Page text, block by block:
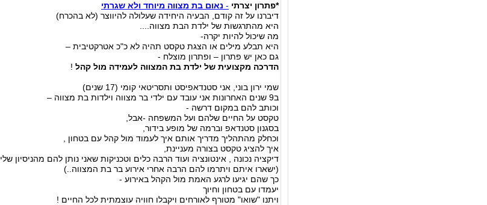
*פתרון יצרתי - נאום בת מצווה מיוחד ולא שגרתי
דיברנו על זה קודם, הבעיה היחידה שעלולה להיווצר (לא בהכרח)
היא מהתרגשות של ילדת הבת מצווה....
מה שיכול להיות יקרה-
היא תבלע מילים או הצגת טקסט תהיה לא כ"כ אטרקטיבית –
גם כאן יש פתרון – ופתרון מוצלח -
הדרכה מקצועית של ילדת בת המצווה לעמידה מול קהל !
שמי ירון בוני, אני סטנדאפיסט ותסריטאי קומי (17 שנים)
ב9 שנים האחרונות אני עובד עם ילדי בר מצווה וילדות בת מצווה –
וכותב להם במקום דרשה -
טקסט על החיים שלהם ועל המשפחה -אבל,
בסגנון סטנדאפ וברמה של מופע בידור,
וכחלק מהתהליך מדריך אותם איך לעמוד מול קהל עם בטחון ,
איך להציג טקסט בצורה מעניינת,
דיקציה נכונה , אינטונציה ועוד הרבה כלים וטכניקות שאני נותן להם מהניסיון שלי,
(ישארו איתם ויתרמו להם הרבה אחרי אירוע בר בת המצווה..)
כך שהם יגיעו לרגע האמת מול הקהל באירוע -
יעמדו עם בטחון וחיוך
ויתנו "שואו" מטורף לאורחים ויקבלו חוויה עוצמתית לכל החיים !